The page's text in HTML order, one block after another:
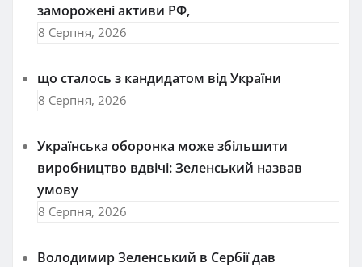
заморожені активи РФ,
8 Серпня, 2026
що сталось з кандидатом від України
8 Серпня, 2026
Українська оборонка може збільшити
виробництво вдвічі: Зеленський назвав
умову
8 Серпня, 2026
Володимир Зеленський в Сербії дав